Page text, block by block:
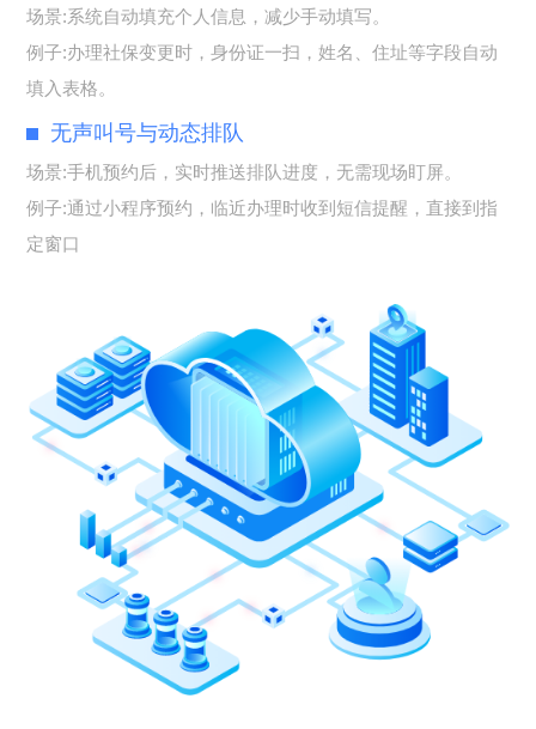
场景:系统自动填充个人信息，减少手动填写。
例子:办理社保变更时，身份证一扫，姓名、住址等字段自动
填入表格。
无声叫号与动态排队
场景:手机预约后，实时推送排队进度，无需现场盯屏。
例子:通过小程序预约，临近办理时收到短信提醒，直接到指
定窗口